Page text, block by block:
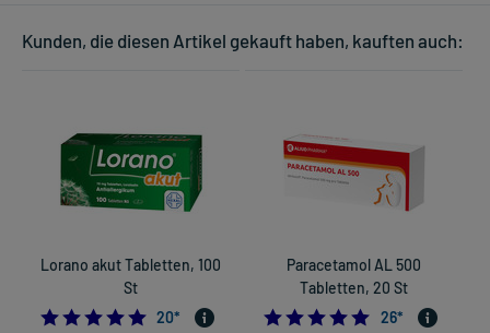
Kunden, die diesen Artikel gekauft haben, kauften auch:
Lorano akut Tabletten, 100
St
4.95
20*
Paracetamol AL 500
Tabletten, 20 St
26*